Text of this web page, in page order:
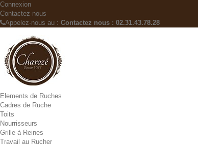
Connexion
Contactez-nous
Appelez-nous au : Contactez nous : 02.31.43.78.28
Elements de Ruches
Cadres de Ruche
Toits
Nourrisseurs
Grille à Reines
Travail au Rucher